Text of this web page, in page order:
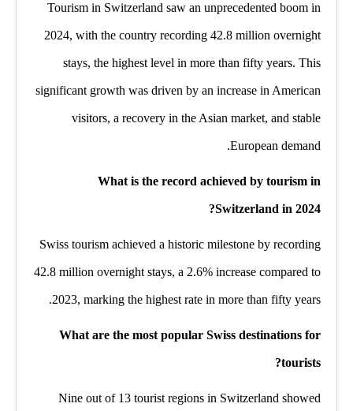
Tourism in Switzerland saw an unprecedented boom in
2024, with the country recording 42.8 million overnight
stays, the highest level in more than fifty years. This
significant growth was driven by an increase in American
visitors, a recovery in the Asian market, and stable
European demand.
What is the record achieved by tourism in
Switzerland in 2024?
Swiss tourism achieved a historic milestone by recording
42.8 million overnight stays, a 2.6% increase compared to
2023, marking the highest rate in more than fifty years.
What are the most popular Swiss destinations for
tourists?
Nine out of 13 tourist regions in Switzerland showed